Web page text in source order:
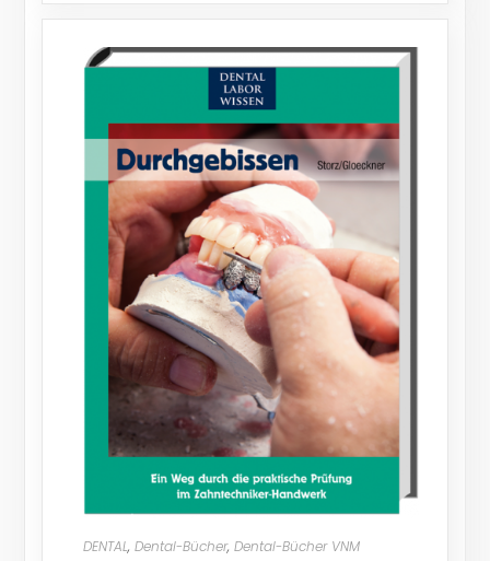
DENTAL, Dental-Bücher, Dental-Bücher VNM